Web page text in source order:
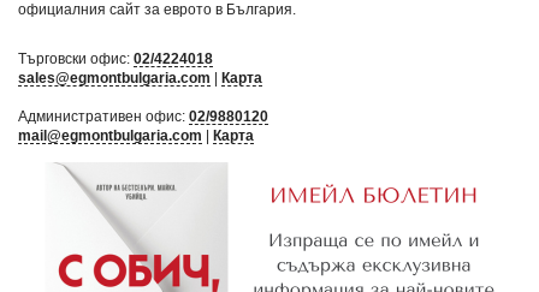
официалния сайт за еврото в България
Търговски офис: 02/4224018
sales@egmontbulgaria.com | Карта
Административен офис: 02/9880120
mail@egmontbulgaria.com | Карта